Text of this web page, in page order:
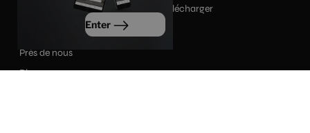
Enter
Télécharger
Près de nous
Blog